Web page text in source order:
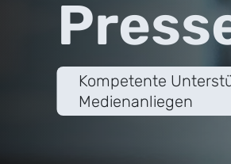
Kompetente
Medienanliegen